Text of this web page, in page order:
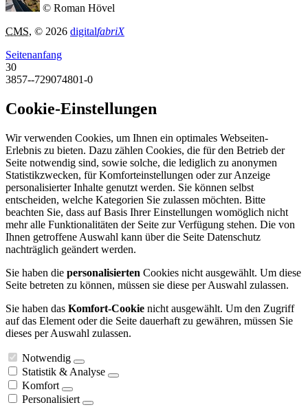
© Roman Hövel
CMS, © 2026 digitalfabriX
Seitenanfang
30
3857--729074801-0
Cookie-Einstellungen
Wir verwenden Cookies, um Ihnen ein optimales Webseiten-
Erlebnis zu bieten. Dazu zählen Cookies, die für den Betrieb der
Seite notwendig sind, sowie solche, die lediglich zu anonymen
Statistikzwecken, für Komforteinstellungen oder zur Anzeige
personalisierter Inhalte genutzt werden. Sie können selbst
entscheiden, welche Kategorien Sie zulassen möchten. Bitte
beachten Sie, dass auf Basis Ihrer Einstellungen womöglich nicht
mehr alle Funktionalitäten der Seite zur Verfügung stehen. Die von
Ihnen getroffene Auswahl kann über die Seite Datenschutz
nachträglich geändert werden.
Sie haben die personalisierten Cookies nicht ausgewählt. Um diese
Seite betreten zu können, müssen sie diese per Auswahl zulassen.
Sie haben das Komfort-Cookie nicht ausgewählt. Um den Zugriff
auf das Element oder die Seite dauerhaft zu gewähren, müssen Sie
dieses per Auswahl zulassen.
Notwendig
Statistik & Analyse
Komfort
Personalisiert